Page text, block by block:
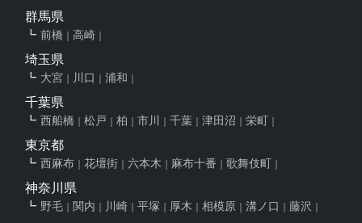
群馬県
前橋 高崎
埼玉県
大宮 川口 浦和
千葉県
西船橋 松戸 柏 市川 千葉 津田沼 栄町
東京都
西麻布 花壇街 六本木 麻布十番 歌舞伎町
神奈川県
野毛 関内 川崎 平塚 厚木 相模原 溝ノ口 藤沢